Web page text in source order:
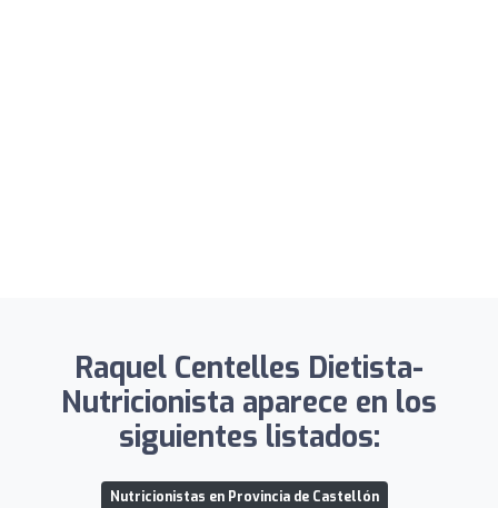
Raquel Centelles Dietista-
Nutricionista aparece en los
siguientes listados:
Nutricionistas en Provincia de Castellón